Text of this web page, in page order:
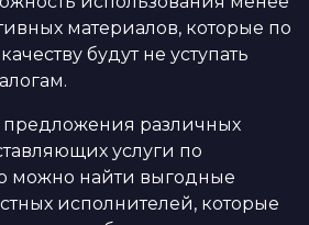
материалов, которые по
будут не уступать
различных
услуги по
можно найти выгодные
исполнителей, которые